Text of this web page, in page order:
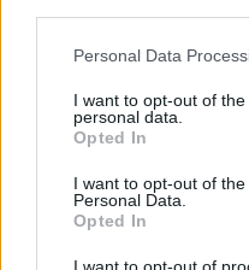
Personal Data
I want to opt-out of
personal data.
Opted In
I want to opt-out of
Personal Data.
Opted In
Ateu» em Lisboa
O autor natural de Estremoz
quarto livro, intitulado...